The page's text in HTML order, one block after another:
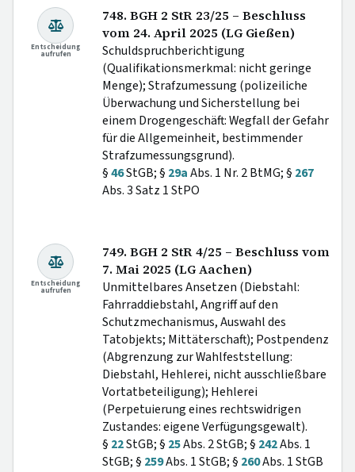
Entscheidung
aufrufen
748. BGH 2 StR 23/25 – Beschluss
vom 24. April 2025 (LG Gießen)
Schuldspruchberichtigung
(Qualifikationsmerkmal: nicht geringe
Menge); Strafzumessung (polizeiliche
Überwachung und Sicherstellung bei
einem Drogengeschäft: Wegfall der Gefahr
für die Allgemeinheit, bestimmender
Strafzumessungsgrund).
§46StGB; § 29aAbs. 1 Nr. 2 BtMG; § 267
Abs. 3 Satz 1 StPO
Entscheidung
aufrufen
749. BGH 2 StR 4/25 – Beschluss vom
7. Mai 2025 (LG Aachen)
Unmittelbares Ansetzen (Diebstahl:
Fahrraddiebstahl, Angriff auf den
Schutzmechanismus, Auswahl des
Tatobjekts; Mittäterschaft); Postpendenz
(Abgrenzung zur Wahlfeststellung:
Diebstahl, Hehlerei, nicht ausschließbare
Vortatbeteiligung); Hehlerei
(Perpetuierung eines rechtswidrigen
Zustandes: eigene Verfügungsgewalt).
§ 22StGB; § 25Abs. 2 StGB; § 242Abs. 1
StGB; § 259Abs. 1 StGB; § 260Abs. 1 StGB